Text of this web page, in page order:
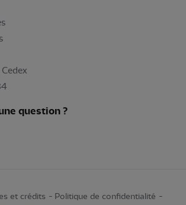
question ?
et crédits Politique de confidentialité